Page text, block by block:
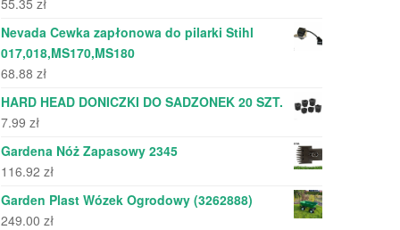
55.35 zł
Nevada Cewka zapłonowa do pilarki Stihl
017,018,MS170,MS180
68.88 zł
HARD HEAD DONICZKI DO SADZONEK 20 SZT.
7.99 zł
Gardena Nóż Zapasowy 2345
116.92 zł
Garden Plast Wózek Ogrodowy (3262888)
249.00 zł